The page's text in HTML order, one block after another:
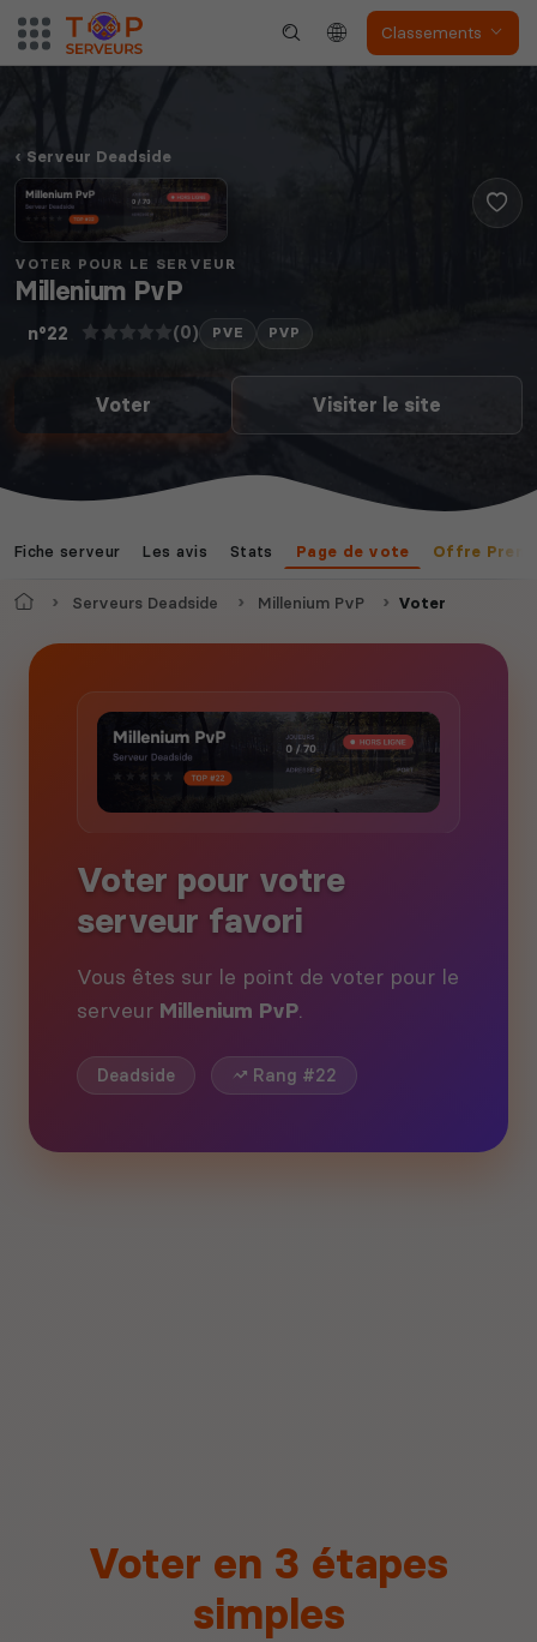
Classements
Serveur Deadside
VOTER POUR LE SERVEUR
Millenium PvP
n°22 (0) PVE PVP
Voter Visiter le site
Fiche serveur Les avis Stats Page de vote Offre
AccueilServeurs Deadside Millenium PvP Voter
Voter pour votre
serveur favori
Vous êtes sur le point de voter pour le
serveur Millenium PvP.
Deadside Rang #22
Voter en 3 étapes
simples